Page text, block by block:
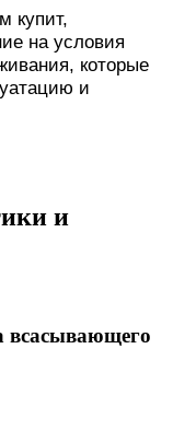
купит,
на условия
которые
и
и
всасывающего